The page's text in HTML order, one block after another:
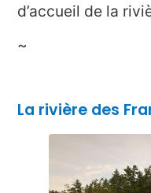
d’accueil de la
~
La rivière des